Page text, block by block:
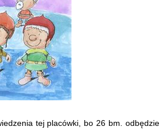
tej placówki, bo 26 bm. odbędzie